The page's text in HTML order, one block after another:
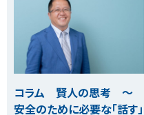
コラム 賢人の思考 ～
安全のために必要な「話す」